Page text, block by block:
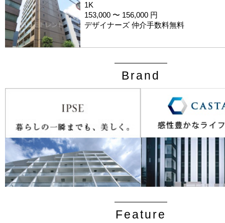
1K
153,000 〜 156,000 円
デザイナーズ 仲介手数料無料
Brand
Feature